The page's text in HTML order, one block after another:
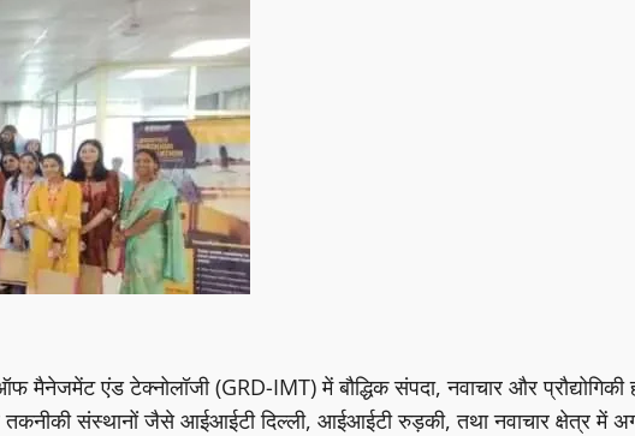
मैनेजमेंट एंड टेक्नोलॉजी (GRD-IMT) में बौद्धिक संपदा, नवाचार और
संस्थानों जैसे आईआईटी दिल्ली, आईआईटी रुड़की, तथा नवाचार क्षेत्र में